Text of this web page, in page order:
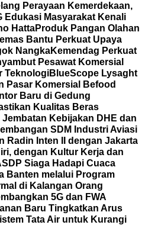
Perayaan Kemerdekaan,
Edukasi Masyarakat Kenali
HattaProduk Pangan Olahan
Bantu Perkuat Upaya
NangkaKemendag Perkuat
Pesawat Komersial
TeknologiBlueScope Lysaght
Pasar Komersial Befood
Baru di Gedung
Kualitas Beras
Kebijakan DHE dan
SDM Industri Aviasi
Radin Inten II dengan Jakarta
dengan Kultur Kerja dan
Siaga Hadapi Cuaca
Banten melalui Program
di Kalangan Orang
5G dan FWA
Baru Tingkatkan Arus
Tata Air untuk Kurangi